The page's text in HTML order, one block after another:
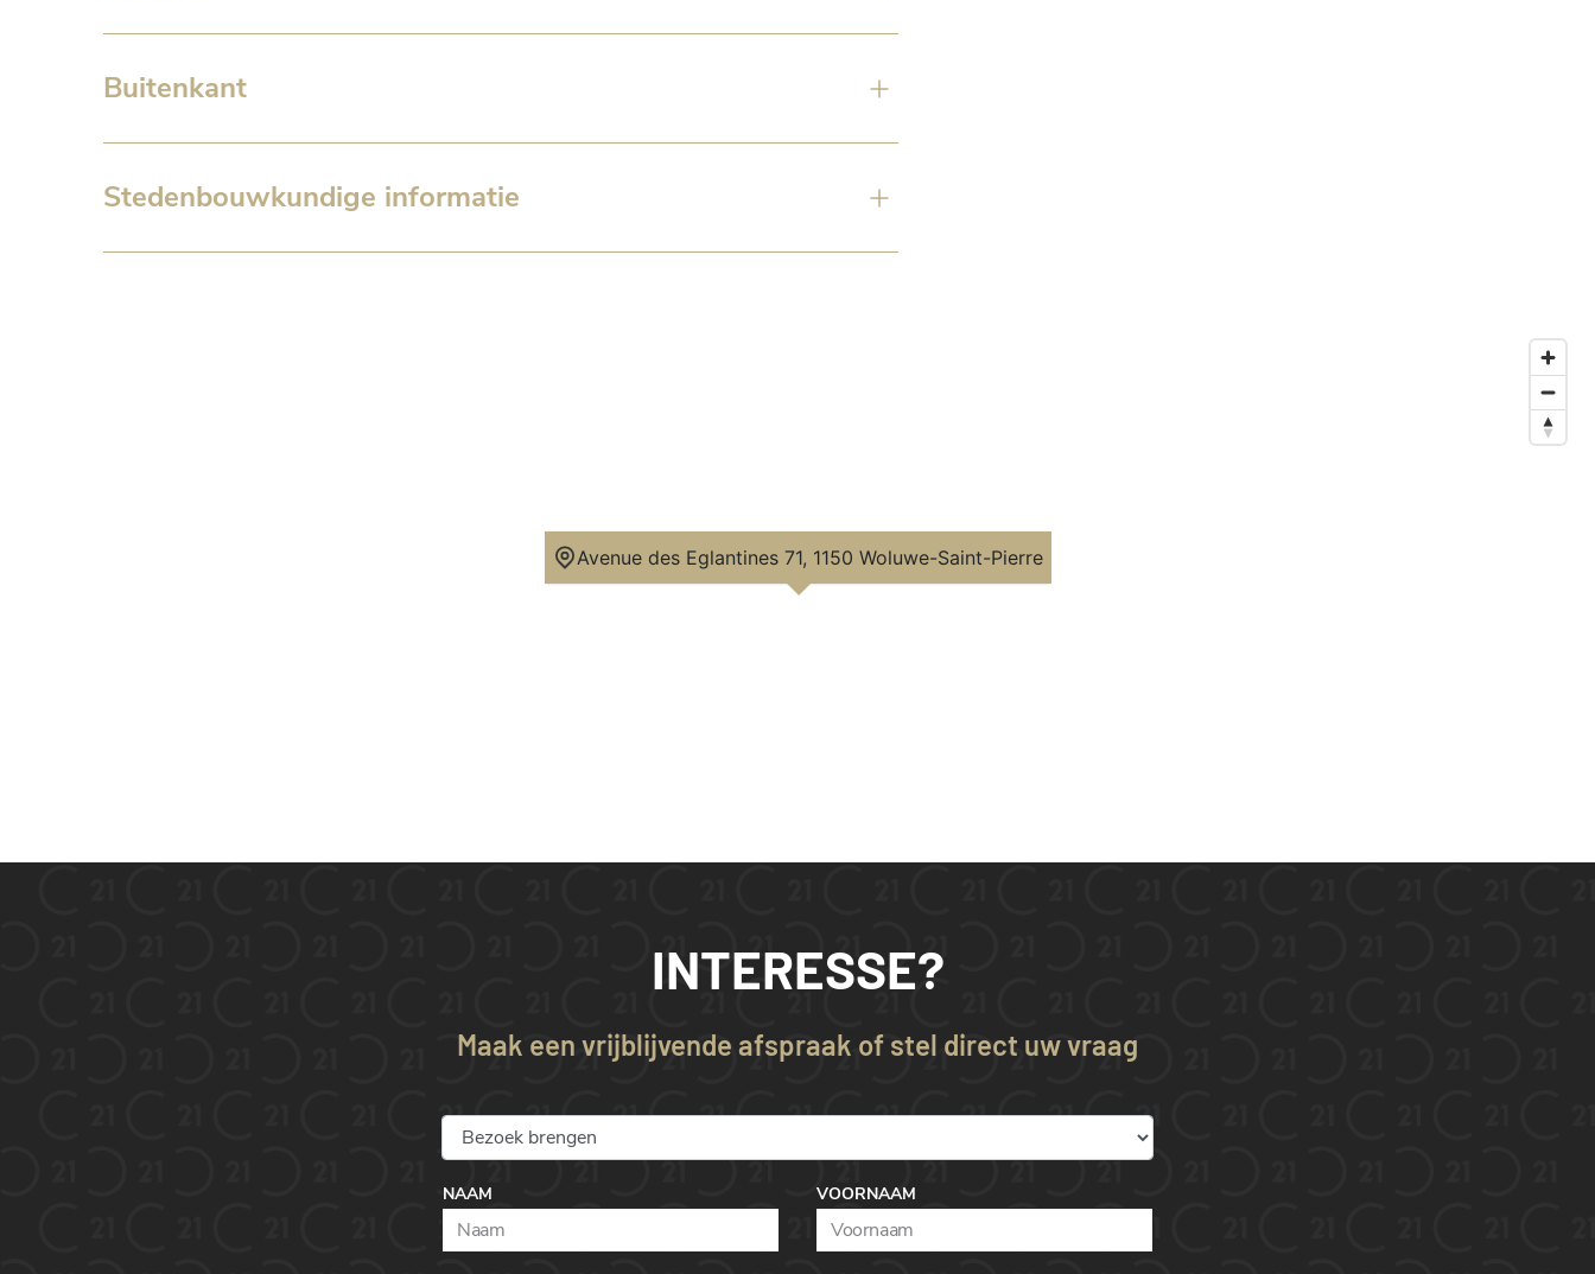
Buitenkant
Stedenbouwkundige informatie
Avenue des Eglantines 71, 1150 Woluwe-Saint-Pierre
INTERESSE?
Maak een vrijblijvende afspraak of stel direct uw vraag
NAAM VOORNAAM